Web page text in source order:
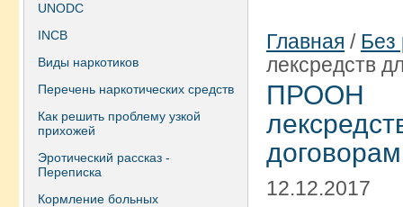
UNODC
INCB
Виды наркотиков
Перечень наркотических средств
Как решить проблему узкой
прихожей
Эротический рассказ -
Переписка
Кормление больных
Главная / Без
лексредств
ПРООН
договорам
12.12.2017